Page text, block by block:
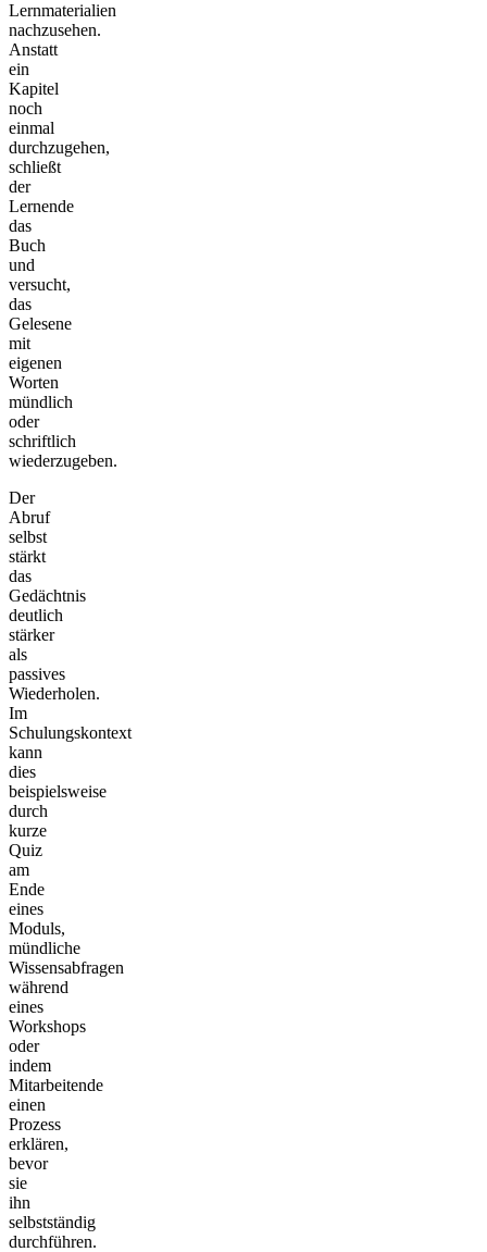
Lernmaterialien
nachzusehen.
Anstatt
ein
Kapitel
noch
einmal
durchzugehen,
schließt
der
Lernende
das
Buch
und
versucht,
das
Gelesene
mit
eigenen
Worten
mündlich
oder
schriftlich
wiederzugeben.
Der
Abruf
selbst
stärkt
das
Gedächtnis
deutlich
stärker
als
passives
Wiederholen.
Im
Schulungskontext
kann
dies
beispielsweise
durch
kurze
Quiz
am
Ende
eines
Moduls,
mündliche
Wissensabfragen
während
eines
Workshops
oder
indem
Mitarbeitende
einen
Prozess
erklären,
bevor
sie
ihn
selbstständig
durchführen.